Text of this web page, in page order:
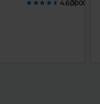
de
4.6000000
(5)